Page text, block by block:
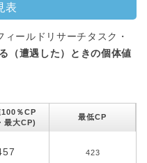
表
ールドリサーチタスク・
（遭遇した）ときの個体値
％CP
最大CP)
最低CP
423